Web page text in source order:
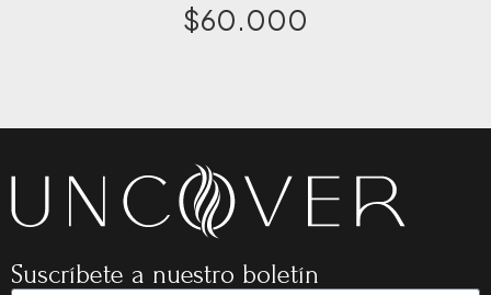
$60.000
Suscríbete a nuestro boletín